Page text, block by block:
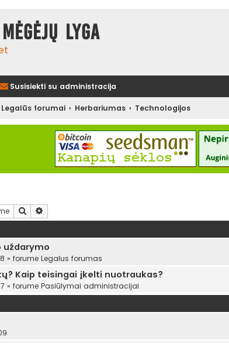
mėgėjų lyga
Susisiekti su administracija
Legalūs forumai Herbariumas Technologijos
Ieškoti
uždarymo
» forume Legalus forumas
Kaip teisingai įkelti nuotraukas?
» forume Pasiūlymai administracijai